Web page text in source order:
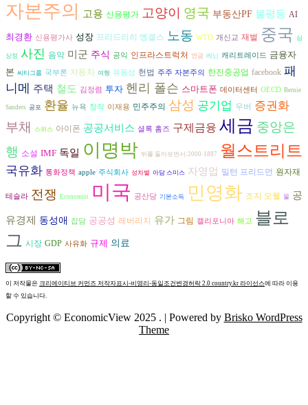
자본주의 고용 신용평가 고양이 영국 부동산PF 불평등 AI
최경환 신용평가사 성장 프리드리히 엥겔스 노동 WTO 개신교 재벌 중국 심
상정 사진 음악 미군 주식 공익 인프라스트럭처 연금 레닌 캐리트레이드
금융자
본 씨티그룹 국부론 자동차 여행 유동성 헌법 주주 자본주의 한진중공업 facebook 패
니메
주택 철도 김정렴 투자 헨리 폴슨 스마트폰 데이터센터 OECD Bernie
Sanders 공포 환율 뉴욕 창작 이재용 민주주의 삼성 공기업 우버 증권화
부채 스위스 아이폰 공공서비스 셜록 홈즈 구제금융 세금 중앙은
행 소설 IMF 독일 이명박 뒤를 돌아보면서:2000-1887 월스트리트
국유화 통화정책 apple 주식회사 성차별 아담 스미스 자영업 밀턴 프리드먼 원자재
테슬라 전쟁 Economist 미국 공산당 기본소득 민영화 조지 오웰 물 공
유경제 동성애 잡담 공공성 레버리지 유가 그림 캘리포니아 해고 블로
그 시장 GDP 사유화 규제 의료
이 저작물은 크리에이티브 커먼즈 저작자표시-비영리-동일조건변경허락 2.0 country.kr 라이선스에 따라 이용
할 수 있습니다.
Copyright © EconomicView 2025 . | Powered by Brisko WordPress
Theme